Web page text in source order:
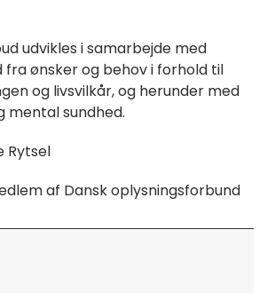
udvikles i samarbejde med
fra ønsker og behov i forhold til
og livsvilkår, og herunder med
mental sundhed.
Rytsel
af Dansk oplysningsforbund